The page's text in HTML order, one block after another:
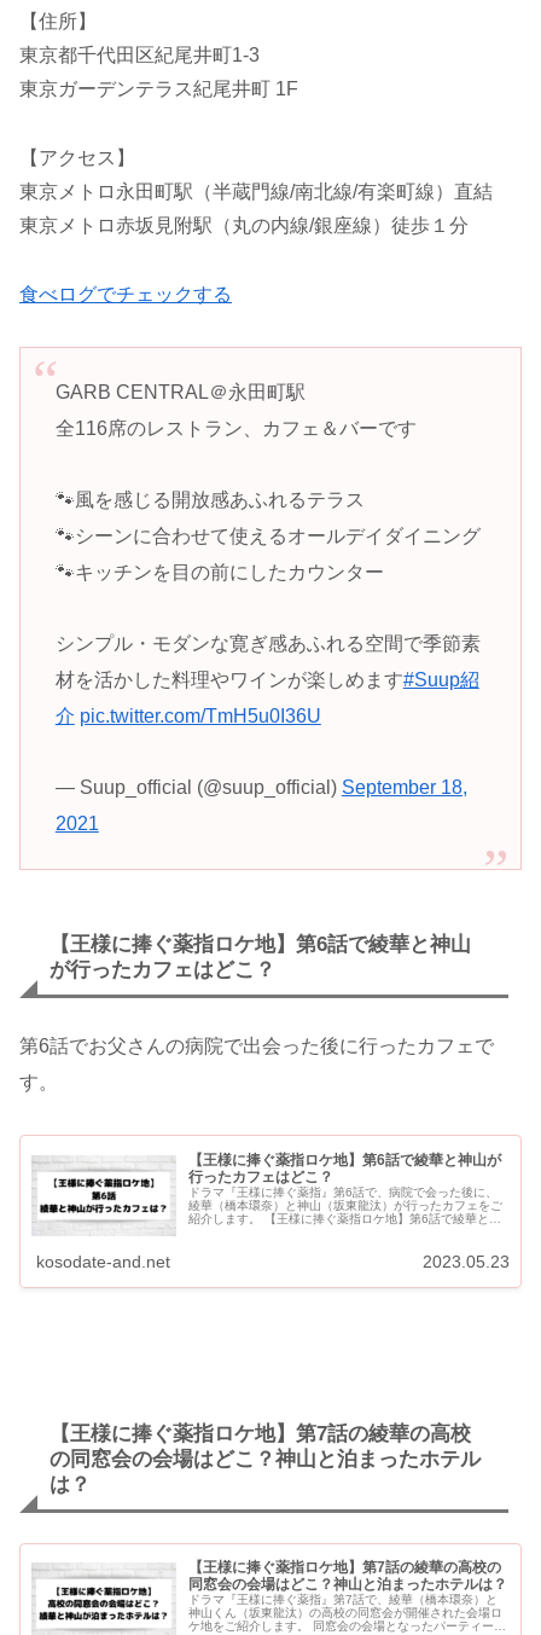
【住所】
東京都千代田区紀尾井町1-3
東京ガーデンテラス紀尾井町 1F
【アクセス】
東京メトロ永田町駅（半蔵門線/南北線/有楽町線）直結
東京メトロ赤坂見附駅（丸の内線/銀座線）徒歩１分
食べログでチェックする
GARB CENTRAL＠永田町駅
全116席のレストラン、カフェ＆バーです
🐾風を感じる開放感あふれるテラス
🐾シーンに合わせて使えるオールデイダイニング
🐾キッチンを目の前にしたカウンター
シンプル・モダンな寛ぎ感あふれる空間で季節素
材を活かした料理やワインが楽しめます#Suup紹
介 pic.twitter.com/TmH5u0I36U
— Suup_official (@suup_official) September 18,
2021
【王様に捧ぐ薬指ロケ地】第6話で綾華と神山
が行ったカフェはどこ？
第6話でお父さんの病院で出会った後に行ったカフェで
す。
【王様に捧ぐ薬指ロケ地】第6話で綾華と神山が
行ったカフェはどこ？
ドラマ『王様に捧ぐ薬指』第6話で、病院で会った後に、
綾華（橋本環奈）と神山（坂東龍汰）が行ったカフェをご
紹介します。 【王様に捧ぐ薬指ロケ地】第6話で綾華と神
kosodate-and.net 2023.05.23
【王様に捧ぐ薬指ロケ地】第7話の綾華の高校
の同窓会の会場はどこ？神山と泊まったホテル
は？
【王様に捧ぐ薬指ロケ地】第7話の綾華の高校の
同窓会の会場はどこ？神山と泊まったホテルは？
ドラマ『王様に捧ぐ薬指』第7話で、綾華（橋本環奈）と
神山くん（坂東龍汰）の高校の同窓会が開催された会場ロ
ケ地をご紹介します。 同窓会の会場となったパーティール